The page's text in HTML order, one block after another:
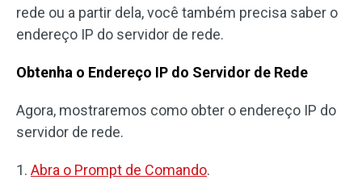
rede ou a partir dela, você também precisa saber o
endereço IP do servidor de rede.
Obtenha o Endereço IP do Servidor de Rede
Agora, mostraremos como obter o endereço IP do
servidor de rede.
1. Abra o Prompt de Comando.